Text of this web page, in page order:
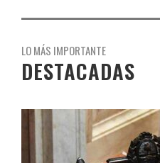
LO MÁS IMPORTANTE
DESTACADAS